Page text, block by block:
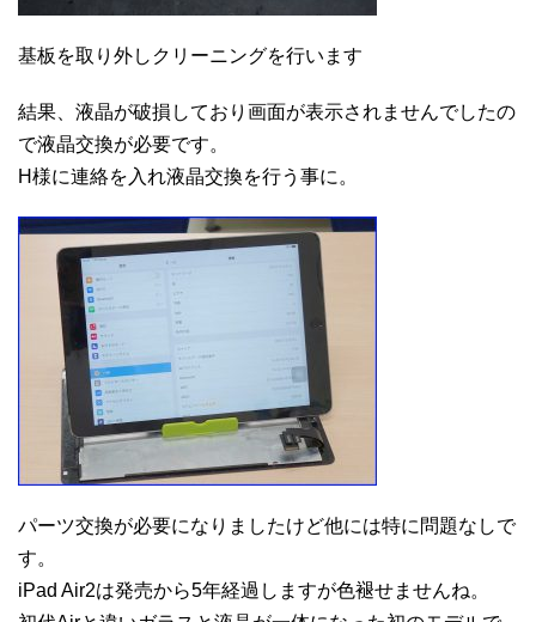
基板を取り外しクリーニングを行います
結果、液晶が破損しており画面が表示されませんでしたの
で液晶交換が必要です。
H様に連絡を入れ液晶交換を行う事に。
パーツ交換が必要になりましたけど他には特に問題なしで
す。
iPad Air2は発売から5年経過しますが色褪せませんね。